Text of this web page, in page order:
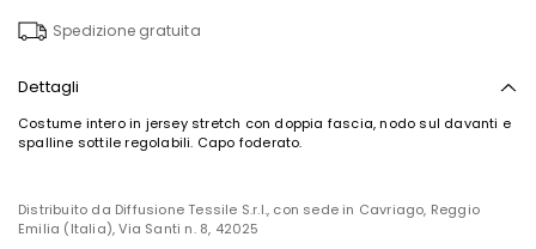
Spedizione gratuita
Dettagli
Costume intero in jersey stretch con doppia fascia, nodo sul davanti e
spalline sottile regolabili. Capo foderato.
Distribuito da Diffusione Tessile S.r.l., con sede in Cavriago, Reggio
Emilia (Italia), Via Santi n. 8, 42025